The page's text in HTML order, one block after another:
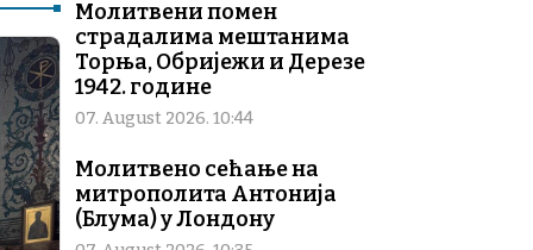
l
y
Li
n
k
Молитвени помен
страдалима мештанима
Торња, Обријежи и Дерезе
1942. године
07. August 2026. 10:44
Молитвено сећање на
митрополита Антонија
(Блума) у Лондону